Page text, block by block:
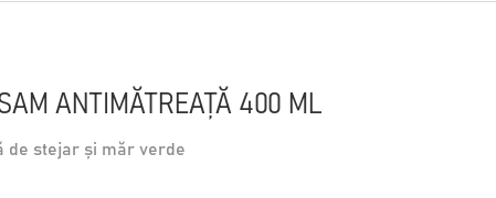
ANTIMĂTREAȚĂ 400 ML
de stejar și măr verde